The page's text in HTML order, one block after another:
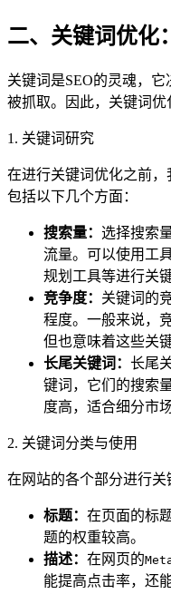
二、关键词优化
关键词是SEO的灵魂，
被抓取。因此，关键词优
1. 关键词研究
在进行关键词优化之前
包括以下几个方面：
搜索量： 选择搜索
流量。可以使用工
规划工具等进行关
竞争度： 关键词的
程度。一般来说，
但也意味着这些关
长尾关键词： 长尾
键词，它们的搜索
度高，适合细分市场
2. 关键词分类与使用
在网站的各个部分进行关
标题： 在页面的标
题的权重较高。
描述： 在网页的
能提高点击率，还